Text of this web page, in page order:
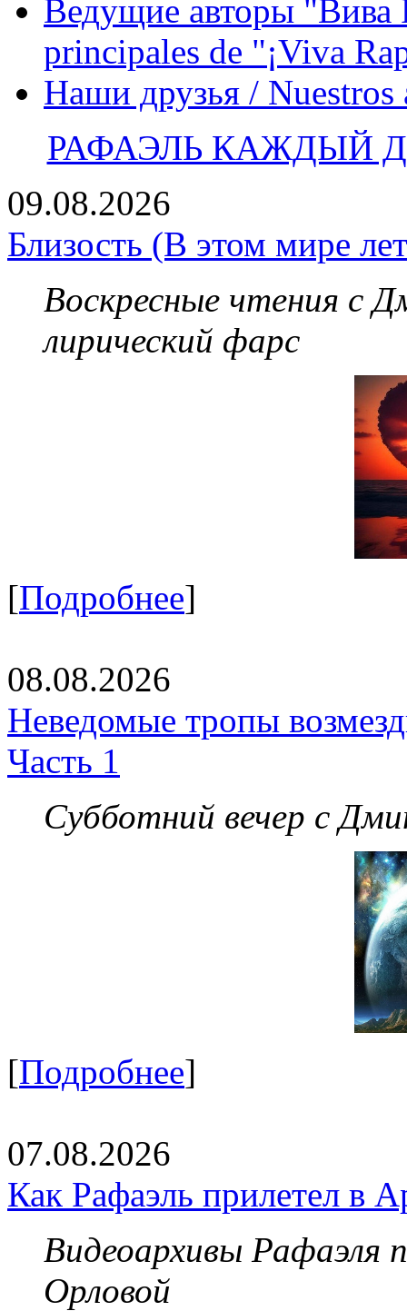
Ведущие авторы "Вива
principales de "¡Viva
Наши друзья / Nuestros
РАФАЭЛЬ КАЖДЫЙ
09.08.2026
Близость (В этом мире
Воскресные чтения с
лирический фарс
[Подробнее]
08.08.2026
Неведомые тропы
Часть 1
Субботний вечер с
[Подробнее]
07.08.2026
Как Рафаэль прилетел в
Видеоархивы Рафаэля
Орловой